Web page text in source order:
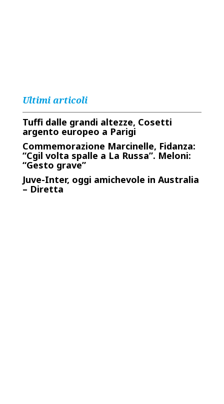
Ultimi articoli
Tuffi dalle grandi altezze, Cosetti
argento europeo a Parigi
Commemorazione Marcinelle, Fidanza:
“Cgil volta spalle a La Russa”. Meloni:
“Gesto grave”
Juve-Inter, oggi amichevole in Australia
– Diretta